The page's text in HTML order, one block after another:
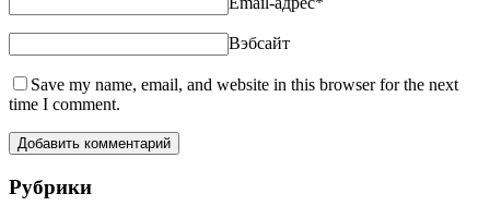
Вэбсайт
Save my name, email, and website in this browser for the next
time I comment.
Рубрики